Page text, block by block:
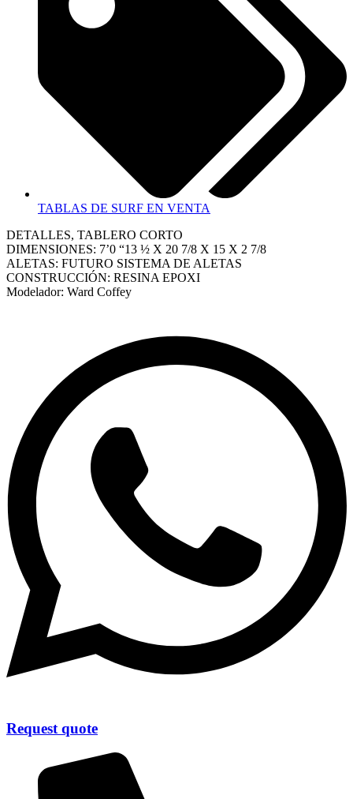
TABLAS DE SURF EN VENTA
DETALLES, TABLERO CORTO
DIMENSIONES: 7’0 “13 ½ X 20 7/8 X 15 X 2 7/8
ALETAS: FUTURO SISTEMA DE ALETAS
CONSTRUCCIÓN: RESINA EPOXI
Modelador: Ward Coffey
Request quote